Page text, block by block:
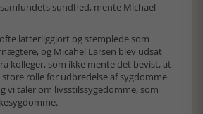
sundhed, mente Michael
latterliggjort og stemplede som
og Micahel Larsen blev udsat
kolleger, som ikke mente det bevist, at
rolle for udbredelse af sygdomme.
vi taler om livsstilssygedomme, som